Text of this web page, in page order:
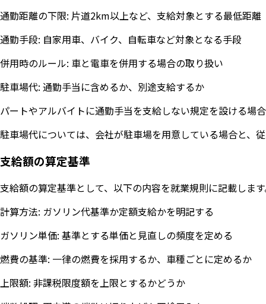
通勤距離の下限: 片道2km以上など、支給対象とする最低距離
通勤手段: 自家用車、バイク、自転車など対象となる手段
併用時のルール: 車と電車を併用する場合の取り扱い
駐車場代: 通勤手当に含めるか、別途支給するか
パートやアルバイトに通勤手当を支給しない規定を設ける場
駐車場代については、会社が駐車場を用意している場合と、
支給額の算定基準
支給額の算定基準として、以下の内容を就業規則に記載しま
計算方法: ガソリン代基準か定額支給かを明記する
ガソリン単価: 基準とする単価と見直しの頻度を定める
燃費の基準: 一律の燃費を採用するか、車種ごとに定めるか
上限額: 非課税限度額を上限とするかどうか